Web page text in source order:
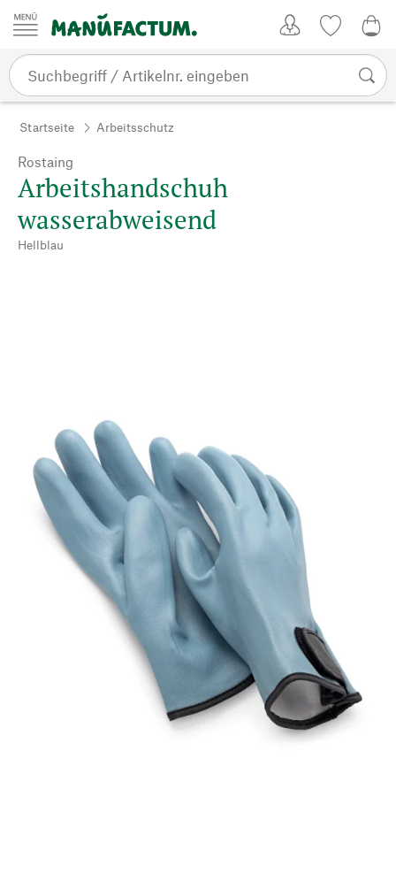
Zum Inhalt springen
Startseite Arbeitsschutz
Rostaing
Arbeitshandschuh
wasserabweisend
Hellblau